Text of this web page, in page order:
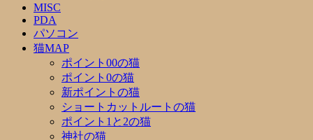
MISC
PDA
パソコン
猫MAP
ポイント00の猫
ポイント0の猫
新ポイントの猫
ショートカットルートの猫
ポイント1と2の猫
神社の猫